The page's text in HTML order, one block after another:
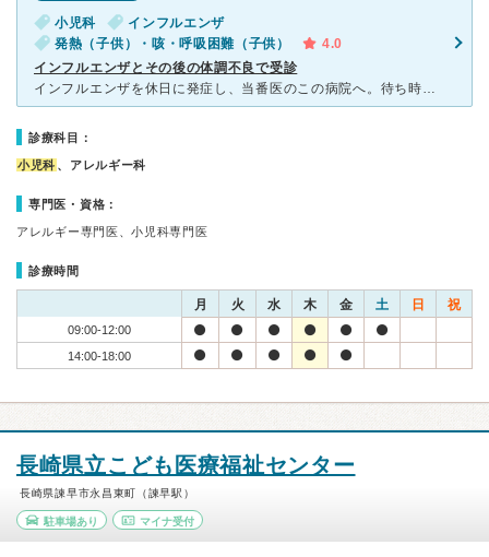
小児科
インフルエンザ
発熱（子供）・咳・呼吸困難（子供）
4.0
インフルエンザとその後の体調不良で受診
インフルエンザを休日に発症し、当番医のこの病院へ。待ち時間は長かったものの、効率的な診療でした。 その後、鼻水と咳がなかなか治らず再受診。その時はすいており、問診はありませんでしたが、聴診などから、
診療科目：
小児科 、アレルギー科
専門医・資格：
アレルギー専門医、小児科専門医
診療時間
月 火 水 木 金 土 日 祝
09:00-12:00
14:00-18:00
長崎県立こども医療福祉センター
長崎県諫早市永昌東町（諫早駅）
駐車場あり マイナ受付